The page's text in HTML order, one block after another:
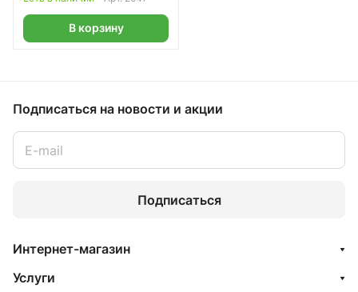
В корзину
Подписаться на новости и акции
Подписаться
Интернет-магазин
Услуги